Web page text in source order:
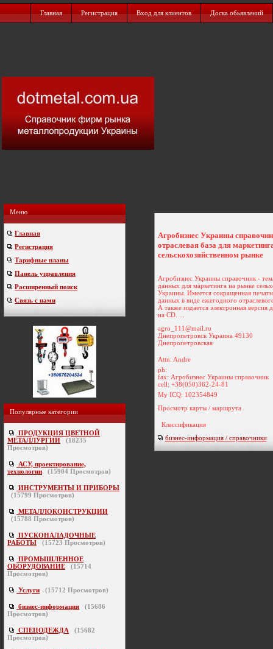
Главная Регистрация Вход для клиентов Доска обьявлений
Меню
Главная
Регистрация
Тарифные планы
Панель управления
Расширенный поиск
Связь с нами
Популярные категории
ПРОДУКЦИЯ ЦВЕТНОЙ
МЕТАЛЛУРГИИ
(18235
Просмотров)
АСУ, проектирование,
технологии
(15904 Просмотров)
ИНСТРУМЕНТЫ И ПРИБОРЫ
(15799 Просмотров)
МЕТАЛЛОКОНСТРУКЦИИ
(15788 Просмотров)
ПУСКОНАЛАДОЧНЫЕ
РАБОТЫ
(15723 Просмотров)
ПРОМЫШЛЕННОЕ
ОБОРУДОВАНИЕ
(15714
Просмотров)
Услуги (15712 Просмотров)
бизнес-информация (15686
Просмотров)
СПЕЦОДЕЖДА (15682
Просмотров)
Агробизнес Украины
отраслевая база для
сельскохозяйственном рынке
Агробизнес Украины справочник -
данных для маркетинга на рынке
Украины. Имеется сокращенная
данных в виде ежегодного
А также издается электронная версия
на CD. ...
agro_111@mail.ru
Днепропетровск Украина 49130
Днепропетровская
Attn: Andre
ph:
fax: Агробизнес Украины справочник
cell: +38(050)362-24-81
My ICQ: 102354849
Просмотр карты / маршрута
Классификация
бизнес-информация / справочники